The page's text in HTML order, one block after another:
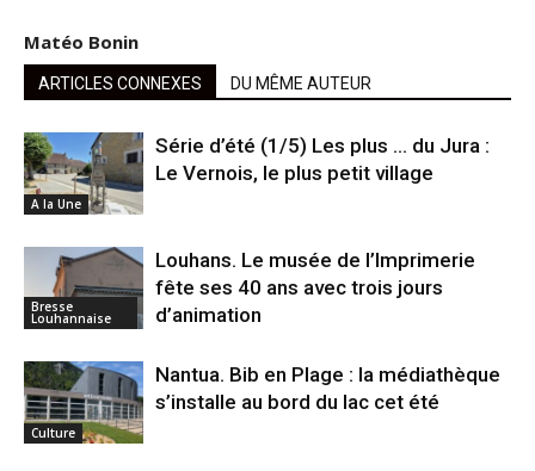
Matéo Bonin
ARTICLES CONNEXES DU MÊME AUTEUR
A la Une
Série d’été (1/5) Les plus … du Jura :
Le Vernois, le plus petit village
Bresse
Louhannaise
Louhans. Le musée de l’Imprimerie
fête ses 40 ans avec trois jours
d’animation
Culture
Nantua. Bib en Plage : la médiathèque
s’installe au bord du lac cet été